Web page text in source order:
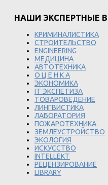
НАШИ ЭКСПЕРТНЫЕ
КРИМИНАЛИСТИКА
СТРОИТЕЛЬСТВО
ENGINEERING
МЕДИЦИНА
АВТОТЕХНИКА
О Ц Е Н К А
ЭКОНОМИКА
IT ЭКСПЕТИЗА
ТОВАРОВЕДЕНИЕ
ЛИНГВИСТИКА
ЛАБОРАТОРИЯ
ПОЖАРОТЕХНИКА
ЗЕМЛЕУСТРОЙСТВО
ЭКОЛОГИЯ
ИСКУССТВО
INTELLEKT
РЕЦЕНЗИРОВАНИЕ
LIBRARY